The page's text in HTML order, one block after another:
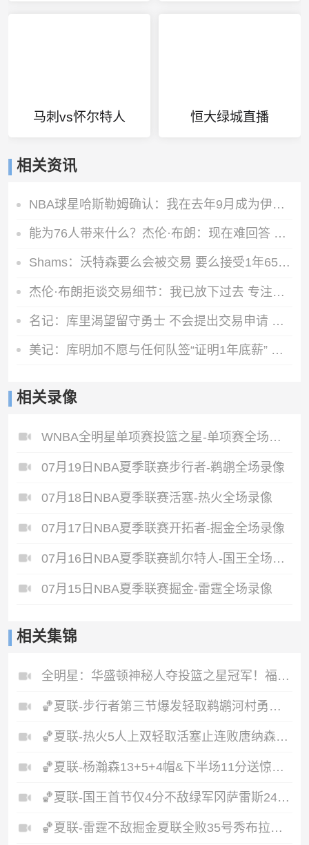
马刺vs怀尔特人 恒大绿城直播
相关资讯
NBA球星哈斯勒姆确认：我在去年9月成为伊普斯维奇少数股东
能为76人带来什么？杰伦·布朗：现在难回答 我能保证的是做自己
Shams：沃特森要么会被交易 要么接受1年650万的资质报价留队
杰伦·布朗拒谈交易细节：我已放下过去 专注当下
名记：库里渴望留守勇士 不会提出交易申请 他将与球队共进退
美记：库明加不愿与任何队签“证明1年底薪” 湖人仍是热门下家
相关录像
WNBA全明星单项赛投篮之星-单项赛全场录像
07月19日NBA夏季联赛步行者-鹈鹕全场录像
07月18日NBA夏季联赛活塞-热火全场录像
07月17日NBA夏季联赛开拓者-掘金全场录像
07月16日NBA夏季联赛凯尔特人-国王全场录像
07月15日NBA夏季联赛掘金-雷霆全场录像
相关集锦
全明星：华盛顿神秘人夺投篮之星冠军！福德夺得三分大赛冠军！
🏀夏联-步行者第三节爆发轻取鹈鹕河村勇辉5+5+12斯劳森22分
🏀夏联-热火5人上双轻取活塞止连败唐纳森20+8+10奥科里27分
🏀夏联-杨瀚森13+5+4帽&下半场11分送惊艳妙传开拓者力克掘金
🏀夏联-国王首节仅4分不敌绿军冈萨雷斯24+10+5塞纳克10+12
🏀夏联-雷霆不敌掘金夏联全败35号秀布拉齐尔32+6马拉14+7+6